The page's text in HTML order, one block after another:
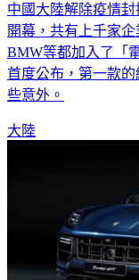
中國大陸解除疫情
開幕，共有上千家
BMW等都加入了「
首度公布，第一款
些意外。
大陸